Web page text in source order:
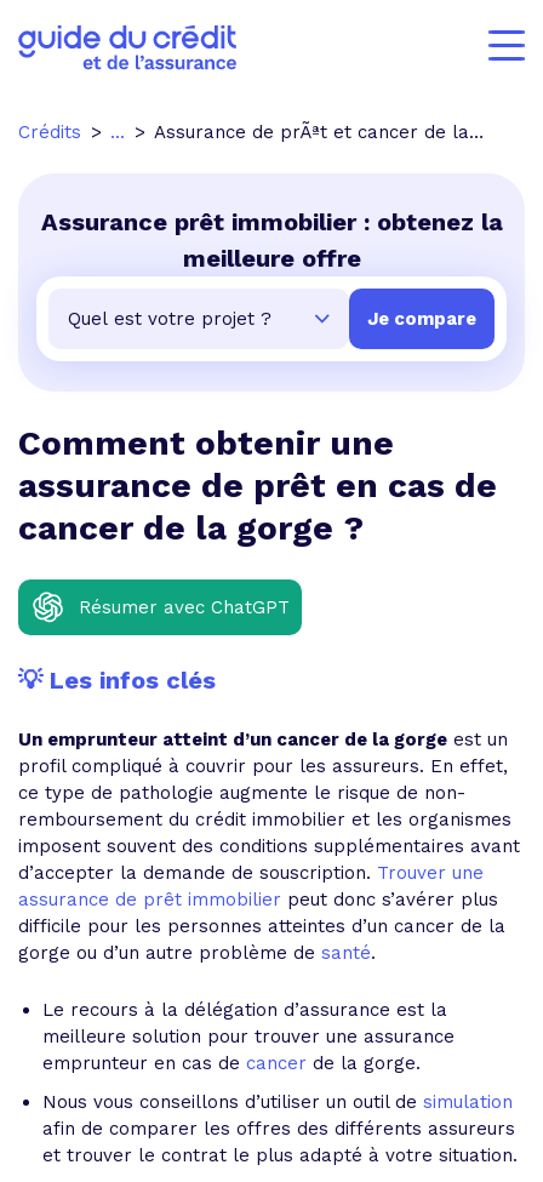
Crédits ... Assurance de prÃªt et cancer de la gorge
Assurance prêt immobilier : obtenez la
meilleure offre
Comment obtenir une
assurance de prêt en cas de
cancer de la gorge ?
Résumer avec ChatGPT
💡 Les infos clés
Un emprunteur atteint d’un cancer de la gorge est un
profil compliqué à couvrir pour les assureurs. En effet,
ce type de pathologie augmente le risque de non-
remboursement du crédit immobilier et les organismes
imposent souvent des conditions supplémentaires avant
d’accepter la demande de souscription. Trouver une
assurance de prêt immobilier peut donc s’avérer plus
difficile pour les personnes atteintes d’un cancer de la
gorge ou d’un autre problème de santé.
Le recours à la délégation d’assurance est la
meilleure solution pour trouver une assurance
emprunteur en cas de cancer de la gorge.
Nous vous conseillons d’utiliser un outil de simulation
afin de comparer les offres des différents assureurs
et trouver le contrat le plus adapté à votre situation.